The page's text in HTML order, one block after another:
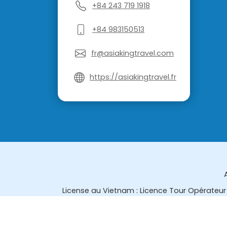
+84 243 719 1918
+84 983150513
fr@asiakingtravel.com
https://asiakingtravel.fr
License au Vietnam : Licence Tour